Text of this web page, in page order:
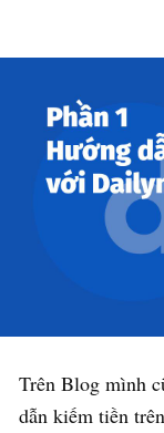
Trên Blog mình
dẫn kiếm tiền